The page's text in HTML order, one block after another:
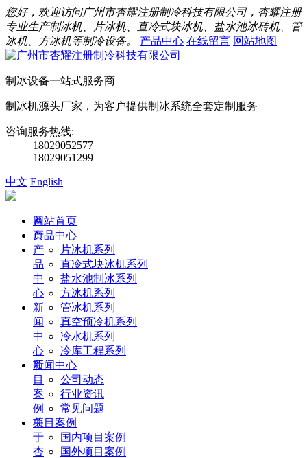
您好，欢迎访问广州市杏耀注册制冷科技有限公司，杏耀注册
专业生产制冰机、片冰机、直冷式块冰机、盐水池冰砖机、管
冰机、方冰机等制冷设备。
产品中心 在线留言 网站地图
制冰设备一站式服务商
制冰机源头厂家，为客户提供制冰系统全套定制服务
咨询服务热线:
18029052577
18029051299
中文 English
首
页
产
品
中
心
新
闻
中
心
项
目
案
例
关
于
杏
网站首页
产品中心
片冰机系列
直冷式块冰机系列
盐水池制冰系列
方冰机系列
管冰机系列
真空预冷机系列
冷水机系列
冷库工程系列
新闻中心
公司动态
行业资讯
常见问题
项目案例
国内项目案例
国外项目案例